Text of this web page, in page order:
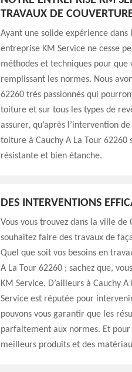
TRAVAUX DE
Ayant une solide expérience
entreprise KM Service ne cesse
méthodes et techniques pour que
remplissant les normes. Nous
62260 très passionnés qui
toiture et sur tous les types de
assurer, qu’après l’intervention
toiture à Cauchy A La Tour
résistante et bien étanche.
DES INTERVENTIONS
Vous vous trouvez dans la ville de
souhaitez faire des travaux de
Quel que soit vos besoins en
A La Tour 62260 ; sachez que,
KM Service. D’ailleurs à Cauchy
Service est réputée pour
pouvons vous garantir que les
parfaitement aux normes. Et
meilleurs produits et des